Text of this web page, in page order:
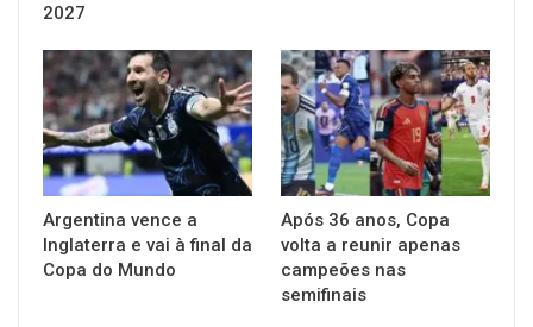
2027
Argentina vence a
Inglaterra e vai à final da
Copa do Mundo
Após 36 anos, Copa
volta a reunir apenas
campeões nas
semifinais